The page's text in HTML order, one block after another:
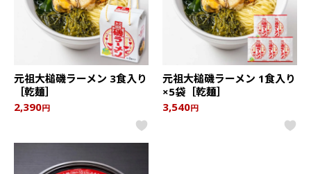
元祖大槌磯ラーメン 3食入り
［乾麺］
2,390円
元祖大槌磯ラーメン 1食入り
×5袋［乾麺］
3,540円